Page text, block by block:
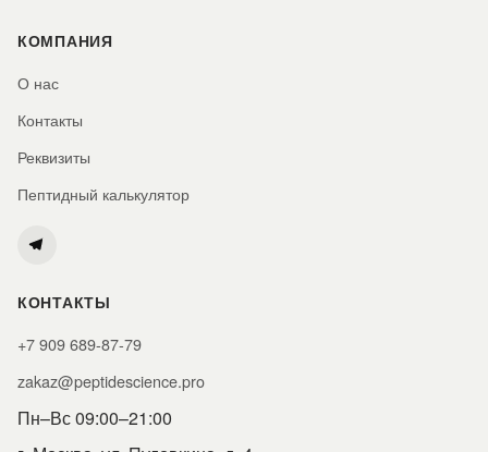
КОМПАНИЯ
О нас
Контакты
Реквизиты
Пептидный калькулятор
КОНТАКТЫ
+7 909 689-87-79
zakaz@peptidescience.pro
Пн–Вс 09:00–21:00